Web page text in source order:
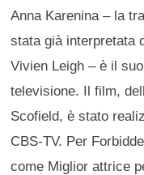
Anna Karenina ‒ la
stata già interpretata
Vivien Leigh ‒ è il
televisione. Il film,
Scofield, è stato
CBS-TV. Per
come Miglior attrice